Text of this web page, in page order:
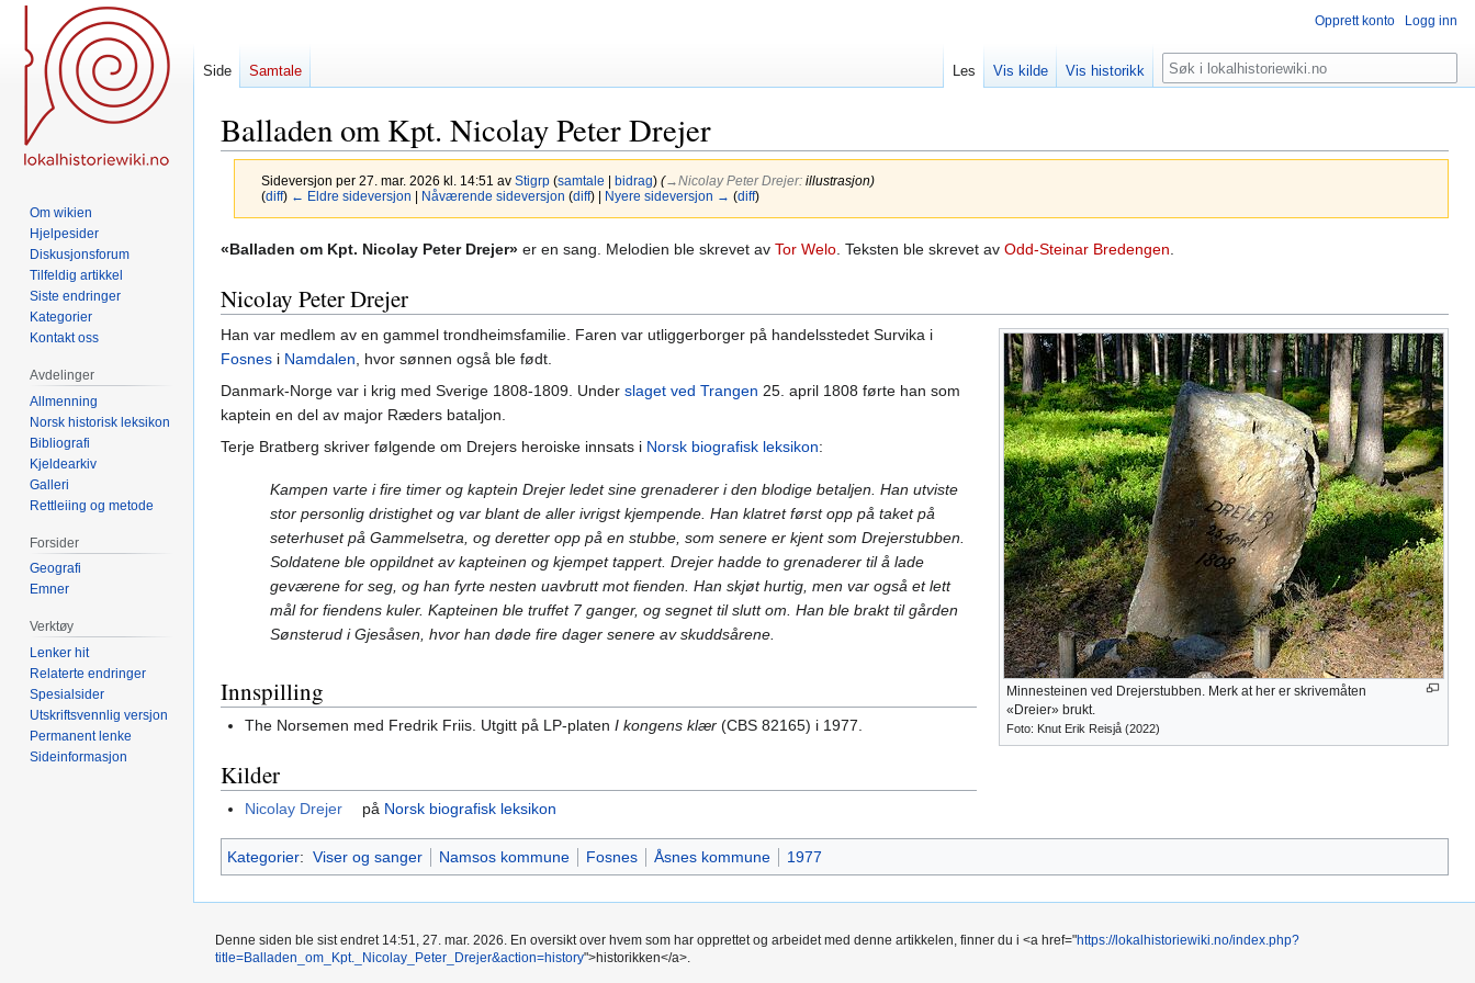
Balladen om Kpt. Nicolay Peter Drejer
Sideversjon per 27. mar. 2026 kl. 14:51 av Stigrp (samtale bidrag) (→‎Nicolay Peter Drejer: illustrasjon)
(diff) ← Eldre sideversjon Nåværende sideversjon (diff) | Nyere sideversjon → (diff)
Hopp
navigering
Hopp
søk
«Balladen om Kpt. Nicolay Peter Drejer» er en sang. Melodien ble skrevet av Tor Welo . Teksten ble skrevet av Odd-Steinar Bredengen
Nicolay Peter Drejer
Minnesteinen ved Drejerstubben. Merk at her er skrivemåten
«Dreier» brukt.
Foto: Knut Erik Reisjå (2022)
Han var medlem av en gammel trondheimsfamilie. Faren var utliggerborger på handelsstedet Survika i
Fosnes i Namdalen , hvor sønnen også ble født.
Danmark-Norge var i krig med Sverige 1808-1809. Under slaget ved Trangen 25. april 1808 førte han som
kaptein en del av major Ræders bataljon.
Terje Bratberg skriver følgende om Drejers heroiske innsats i Norsk biografisk leksikon:
Kampen varte i fire timer og kaptein Drejer ledet sine grenaderer i den blodige betaljen. Han utviste
stor personlig dristighet og var blant de aller ivrigst kjempende. Han klatret først opp på taket på
seterhuset på Gammelsetra, og deretter opp på en stubbe, som senere er kjent som Drejerstubben.
Soldatene ble oppildnet av kapteinen og kjempet tappert. Drejer hadde to grenaderer til å lade
geværene for seg, og han fyrte nesten uavbrutt mot fienden. Han skjøt hurtig, men var også et lett
mål for fiendens kuler. Kapteinen ble truffet 7 ganger, og segnet til slutt om. Han ble brakt til gården
Sønsterud i Gjesåsen, hvor han døde fire dager senere av skuddsårene.
Innspilling
The Norsemen med Fredrik Friis. Utgitt på LP-platenI kongens klær (CBS 82165) i 1977.
Kilder
Nicolay Drejer på Norsk biografisk leksikon
Kategorier: Viser og sanger Namsos kommune Fosnes Åsnes kommune 1977
Opprett konto Logg inn
Side Samtale Les Vis kilde Vis historikk Søk
Om wikien
Hjelpesider
Diskusjonsforum
Tilfeldig artikkel
Siste endringer
Kategorier
Kontakt oss
Avdelinger
Allmenning
Norsk historisk leksikon
Bibliografi
Kjeldearkiv
Galleri
Rettleiing og metode
Forsider
Geografi
Emner
Verktøy
Lenker hit
Relaterte endringer
Spesialsider
Utskriftsvennlig versjon
Permanent lenke
Sideinformasjon
Denne siden ble sist endret 14:51, 27. mar. 2026. En oversikt over hvem som har opprettet og arbeidet med denne artikkelen, finner du i <a href="https://lokalhistoriewiki.no/index.php?
title=Balladen_om_Kpt._Nicolay_Peter_Drejer&action=history">historikken</a>.